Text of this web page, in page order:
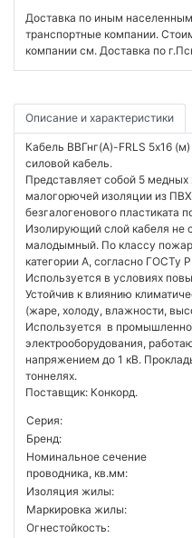
Доставка по иным
транспортные компании.
компании см. Доставка по
Описание и характеристики
Кабель ВВГнг(А)-FRLS 5х16
силовой кабель.
Представляет собой 5
малогорючей изоляции из
безгалогенового пластиката
Изолирующий слой кабеля не
малодымный. По классу
категории А, согласно ГОСТу
Используется в условиях
Устойчив к влиянию
(жаре, холоду, влажности,
Используется в
электрооборудования,
напряжением до 1 кВ.
тоннелях.
Поставщик: Конкорд.
Серия:
Бренд:
Номинальное сечение
проводника, кв.мм:
Изоляция жилы:
Маркировка жилы:
Огнестойкость: